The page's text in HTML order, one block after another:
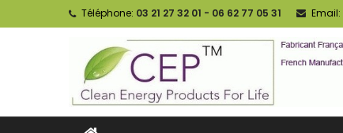
Téléphone: 03 21 27 32 01 - 06 62 77 05 31 Email: